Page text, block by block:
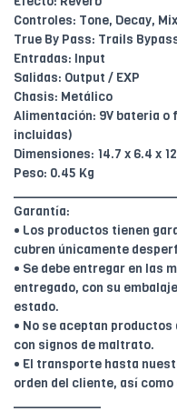
Controles: Tone, Decay,
True By Pass: Trails
Entradas: Input
Salidas: Output / EXP
Chasis: Metálico
Alimentación: 9V bateria o
incluidas)
Dimensiones: 14.7 x 6.4 x
Peso: 0.45 Kg
Garantía:
• Los productos tienen
cubren únicamente
• Se debe entregar en las
entregado, con su
estado.
• No se aceptan
con signos de maltrato.
• El transporte hasta
orden del cliente, así